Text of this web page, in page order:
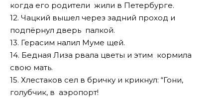
когда его родители жили в Петербурге.
12. Чацкий вышел через задний проход и
подпёрнул дверь палкой.
13. Герасим налил Муме щей.
14. Бедная Лиза рвала цветы и этим кормила
свою мать.
15. Хлестаков сел в бричку и крикнул: “Гони,
голубчик, в аэропорт!